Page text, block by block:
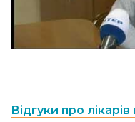
Відгуки про